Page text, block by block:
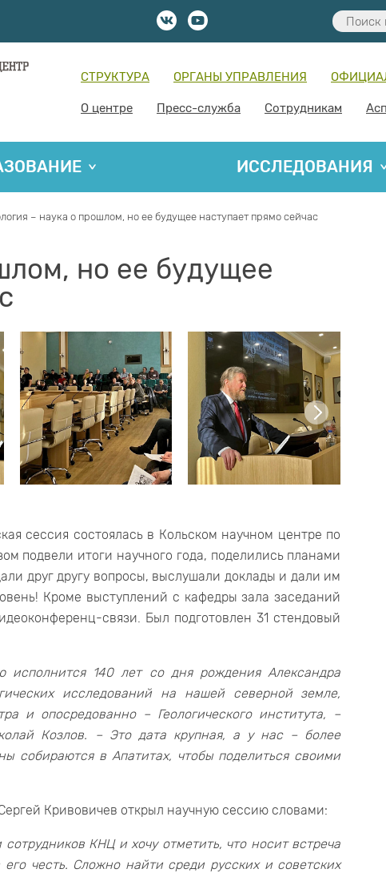
СТРУКТУРА ОРГАНЫ УПРАВЛЕНИЯ
О центре Пресс-служба Сотрудникам
ИССЛЕДОВАНИЯ
– наука о прошлом, но ее будущее наступает прямо сейчас
но ее будущее
сессия состоялась в Кольском научном центре по
подвели итоги научного года, поделились планами
друг другу вопросы, выслушали доклады и дали им
Кроме выступлений с кафедры зала заседаний
связи. Был подготовлен 31 стендовый
140 лет со дня рождения Александра
исследований на нашей северной земле,
и опосредованно – Геологического института, –
Козлов. – Это дата крупная, а у нас – более
собираются в Апатитах, чтобы поделиться своими
Кривовичев открыл научную сессию словами:
КНЦ и хочу отметить, что носит встреча
честь. Сложно найти среди русских и советских